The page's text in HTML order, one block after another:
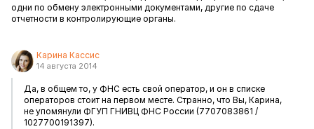
одни по обмену электронными документами, другие по сдаче
отчетности в контролирующие органы.
Карина Кассис
14 августа 2014
Да, в общем то, у ФНС есть свой оператор, и он в списке
операторов стоит на первом месте. Странно, что Вы, Карина,
не упомянули ФГУП ГНИВЦ ФНС России (7707083861 /
1027700191397).